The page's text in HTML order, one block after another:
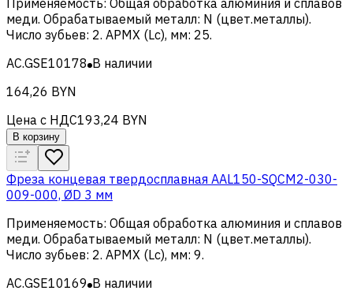
меди. Обрабатываемый металл: N (цвет.металлы).
Число зубьев: 2. APMX (Lc), мм: 25.
AC.GSE10178 В наличии
164,26 BYN
Цена с НДС193,24 BYN
В корзину
Фреза концевая твердосплавная AAL150-SQCM2-030-
009-000, ØD 3 мм
Применяемость: Общая обработка алюминия и сплавов
меди. Обрабатываемый металл: N (цвет.металлы).
Число зубьев: 2. APMX (Lc), мм: 9.
AC.GSE10169 В наличии